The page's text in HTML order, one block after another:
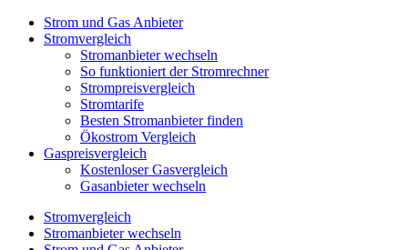
Strom und Gas Anbieter
Stromvergleich
Stromanbieter wechseln
So funktioniert der Stromrechner
Strompreisvergleich
Stromtarife
Besten Stromanbieter finden
Ökostrom Vergleich
Gaspreisvergleich
Kostenloser Gasvergleich
Gasanbieter wechseln
Stromvergleich
Stromanbieter wechseln